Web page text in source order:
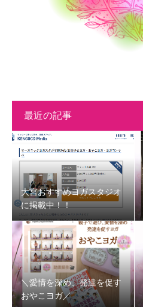
最近の記事
大宮おすすめヨガスタジオ
に掲載中！！
＼愛情を深め、発達を促す
おやこヨガ／